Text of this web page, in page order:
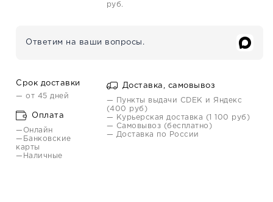
руб.
Ответим на ваши вопросы.
Срок доставки
— от 45 дней
Оплата
—Онлайн
—Банковские
карты
—Наличные
Доставка, самовывоз
— Пункты выдачи CDEK и Яндекс
(400 руб)
— Курьерская доставка (1 100 руб)
— Самовывоз (бесплатно)
— Доставка по России